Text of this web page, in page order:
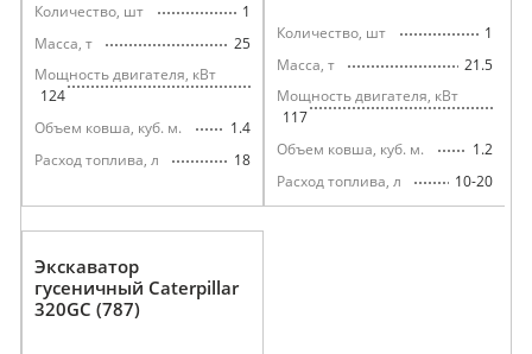
Количество, шт
1
Масса, т
25
Мощность двигателя, кВт
124
Объем ковша, куб. м.
1.4
Расход топлива, л
18
Количество, шт
1
Масса, т
21.5
Мощность двигателя, кВт
117
Объем ковша, куб. м.
1.2
Расход топлива, л
10-20
Экскаватор
гусеничный Caterpillar
320GC (787)